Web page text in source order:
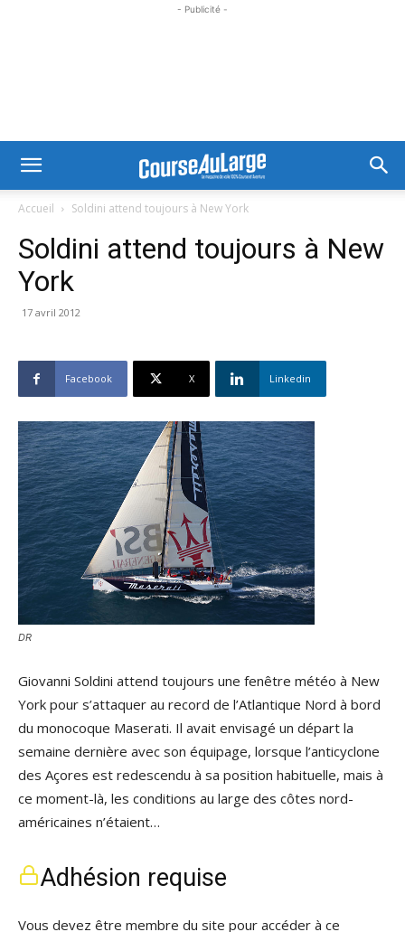
- Publicité -
Accueil Soldini attend toujours à New York
Soldini attend toujours à New
York
17 avril 2012
Facebook X Linkedin
DR
Giovanni Soldini attend toujours une fenêtre météo à New
York pour s’attaquer au record de l’Atlantique Nord à bord
du monocoque Maserati. Il avait envisagé un départ la
semaine dernière avec son équipage, lorsque l’anticyclone
des Açores est redescendu à sa position habituelle, mais à
ce moment-là, les conditions au large des côtes nord-
américaines n’étaient…
Adhésion requise
Vous devez être membre du site pour accéder à ce